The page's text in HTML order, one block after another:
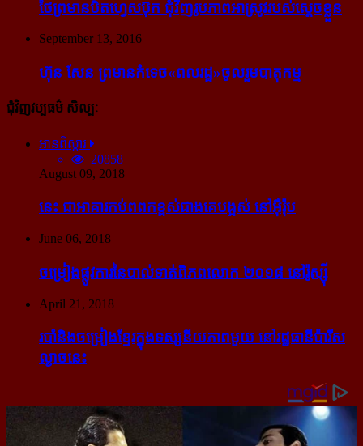
ថៃ​ព្រមាន​បិត​ហ្វេសប៊ុក ជុំ​វិញ​រូបភាព​អាស្រូវ​របស់​ស្ដេច​ខ្លួន
September 13, 2016
ហ៊ុន សែន ព្រមាន​កំទេច​«ពលរដ្ឋ»​ចូលរួម​បាតុកម្ម
ជុំវិញវប្បធម៌ សិល្បៈ
អានពិស្ដារ
20858
August 09, 2018
នេះ ជា​អាគារ​កប់​ពពក​ខ្ពស់​ជាង​គេ​បង្អស់ នៅ​អ៊ឺរ៉ុប
June 06, 2018
ចម្រៀង​ផ្លូវការ​នៃ​បាល់ទាត់​ពិភពលោក ២០១៨ នៅ​រ៉ូស្ស៊ី
April 21, 2018
របាំ​និង​ចម្រៀង​ខ្មែរ​ក្នុង​ទស្សនីយភាព​មួយ នៅ​រដ្ឋធានី​ប៉ារីស​
ល្ងាច​នេះ